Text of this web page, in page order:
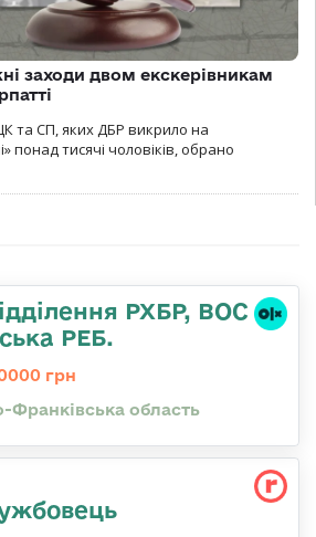
заходи двом екскерівникам
та СП, яких ДБР викрило на
понад тисячі чоловіків, обрано
РХБР, ВОС
РЕБ.
грн
Франківська область